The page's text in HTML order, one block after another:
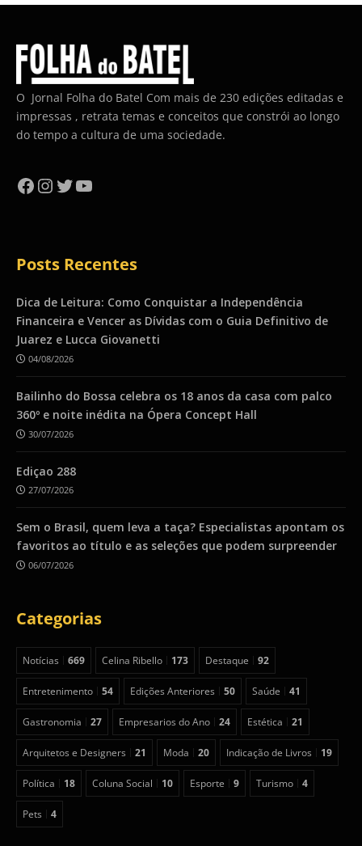
O Jornal Folha do Batel Com mais de 230 edições editadas e
impressas , retrata temas e conceitos que constrói ao longo
do tempo a cultura de uma sociedade.
Facebook
Instagram
Twitter
YouTube
Posts Recentes
Dica de Leitura: Como Conquistar a Independência
Financeira e Vencer as Dívidas com o Guia Definitivo de
Juarez e Lucca Giovanetti
04/08/2026
Bailinho do Bossa celebra os 18 anos da casa com palco
360º e noite inédita na Ópera Concept Hall
30/07/2026
Ediçao 288
27/07/2026
Sem o Brasil, quem leva a taça? Especialistas apontam os
favoritos ao título e as seleções que podem surpreender
06/07/2026
Categorias
Notícias 669 Celina Ribello 173 Destaque 92
Entretenimento 54 Edições Anteriores 50 Saúde 41
Gastronomia 27 Empresarios do Ano 24 Estética 21
Arquitetos e Designers 21 Moda 20 Indicação de Livros 19
Política 18 Coluna Social 10 Esporte 9 Turismo 4
Pets 4